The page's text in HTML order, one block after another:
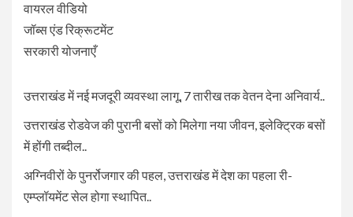
वायरल वीडियो
जॉब्स एंड रिक्रूटमेंट
सरकारी योजनाएँ
उत्तराखंड में नई मजदूरी व्यवस्था लागू, 7 तारीख तक वेतन देना अनिवार्य..
उत्तराखंड रोडवेज की पुरानी बसों को मिलेगा नया जीवन, इलेक्ट्रिक बसों
में होंगी तब्दील..
अग्निवीरों के पुनर्रोजगार की पहल, उत्तराखंड में देश का पहला री-
एम्प्लॉयमेंट सेल होगा स्थापित..